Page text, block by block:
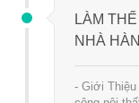
LÀM
NHÀ
- Giới Thiệu